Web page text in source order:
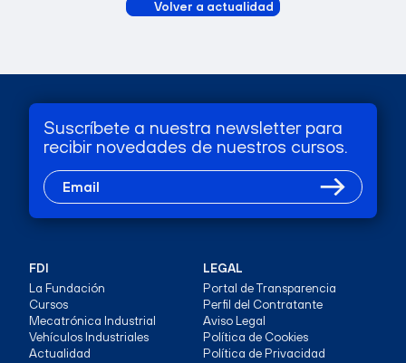
Volver a actualidad
Suscríbete a nuestra newsletter para
recibir novedades de nuestros cursos.
FDI
La Fundación
Cursos
Mecatrónica Industrial
Vehículos Industriales
Actualidad
LEGAL
Portal de Transparencia
Perfil del Contratante
Aviso Legal
Política de Cookies
Política de Privacidad